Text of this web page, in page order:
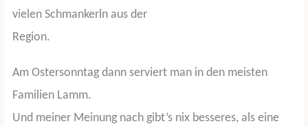
vielen Schmankerln aus der
Region.
Am Ostersonntag dann serviert man in den meisten
Familien Lamm.
Und meiner Meinung nach gibt’s nix besseres, als eine